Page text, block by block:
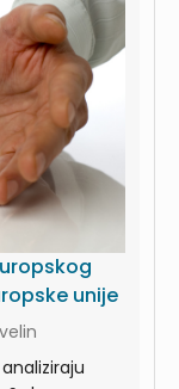
unije